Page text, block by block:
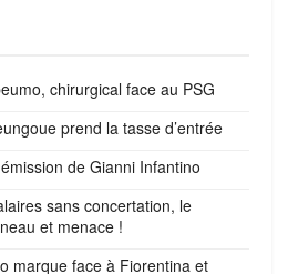
chirurgical face au PSG
prend la tasse d’entrée
de Gianni Infantino
sans concertation, le
et menace !
marque face à Fiorentina et